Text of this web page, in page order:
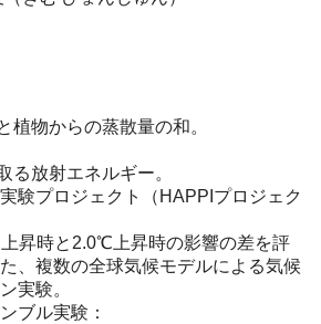
植物からの蒸散量の和。
る放射エネルギー。
験プロジェクト（HAPPIプロジェク
昇時と2.0℃上昇時の影響の差を評
、複数の全球気候モデルによる気候
実験。
ブル実験：